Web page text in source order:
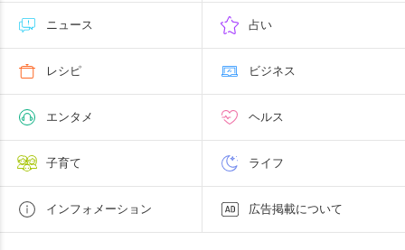
ニュース 占い
レシピ ビジネス
エンタメ ヘルス
子育て ライフ
インフォメーション 広告掲載について